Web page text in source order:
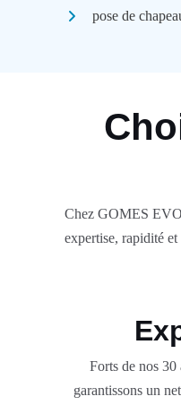
pose de
Chez GOMES
expertise, rapidité et
Forts de nos 30
garantissons un